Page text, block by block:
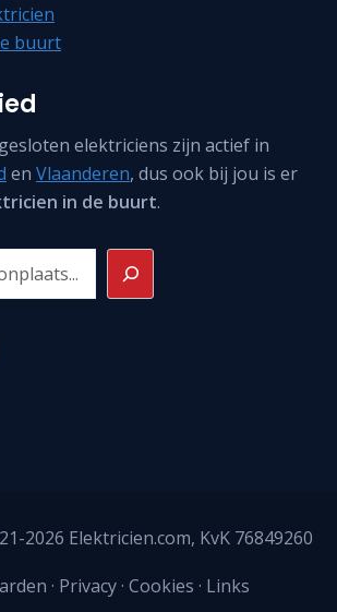
buurt
elektriciens zijn actief in
en Vlaanderen, dus ook bij jou is er
in de buurt.
2026 Elektricien.com, KvK 76849260
· Privacy· Cookies · Links